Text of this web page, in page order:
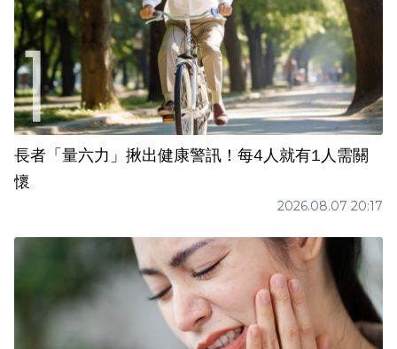
長者「量六力」揪出健康警訊！每4人就有1人需關
懷
2026.08.07 20:17